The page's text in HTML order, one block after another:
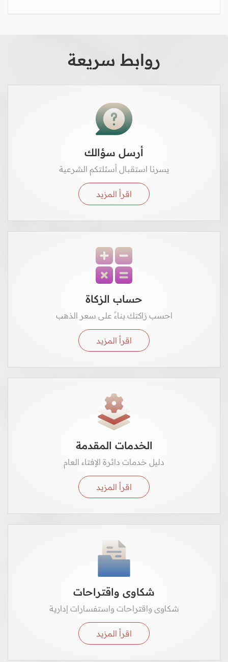
روابط سريعة
أرسل سؤالك
يسرنا استقبال أسئلتكم الشرعية
اقرأ المزيد
حساب الزكاة
احسب زاكتك بناءً على سعر الذهب
اقرأ المزيد
الخدمات المقدمة
دليل خدمات دائرة الإفتاء العام
اقرأ المزيد
شكاوى واقتراحات
شكاوى واقتراحات واستفسارات إدارية
اقرأ المزيد